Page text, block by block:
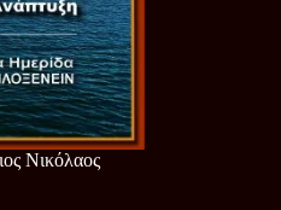
Νικόλαος